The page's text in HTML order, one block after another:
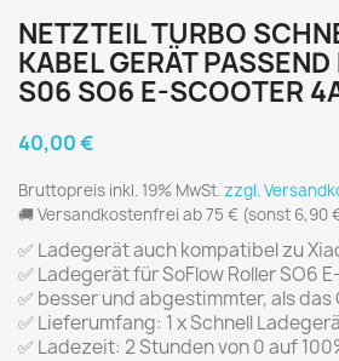
NETZTEIL TURBO
KABEL GERÄT
S06 SO6 E-SCOOTER
40,00 €
Bruttopreis inkl. 19% MwSt. zzgl.
🚚 Versandkostenfrei ab 75 € (sonst 6,90
✅ Ladegerät auch kompatibel zu
✅ Ladegerät für SoFlow Roller SO6
✅ besser und abgestimmter, als das
✅ Lieferumfang: 1 x Schnell
✅ Ladezeit: 2 Stunden von 0 auf